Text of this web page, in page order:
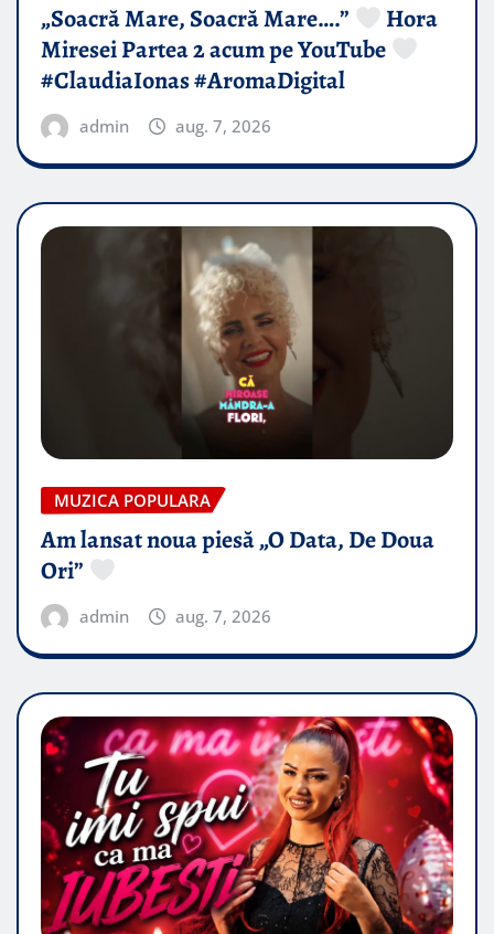
„Soacră Mare, Soacră Mare….”
Hora
Miresei Partea 2 acum pe YouTube
#ClaudiaIonas #AromaDigital
admin aug. 7, 2026
MUZICA POPULARA
Am lansat noua piesă „O Data, De Doua
Ori”
admin aug. 7, 2026